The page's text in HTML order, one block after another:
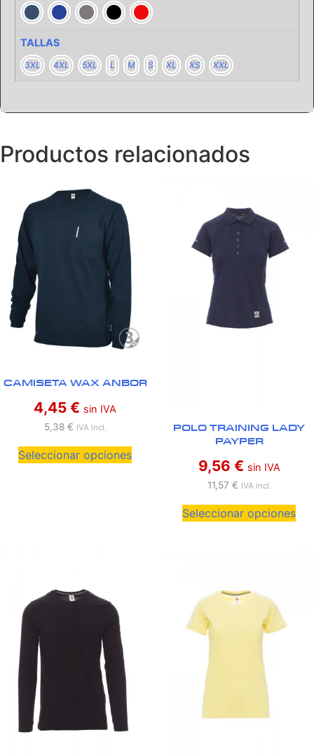
TALLAS
3XL 4XL 5XL L M S XL XS XXL
Productos relacionados
CAMISETA WAX ANBOR
4,45 € sin IVA
5,38 € IVA incl.
Seleccionar opciones
POLO TRAINING LADY
PAYPER
9,56 € sin IVA
11,57 € IVA incl.
Seleccionar opciones